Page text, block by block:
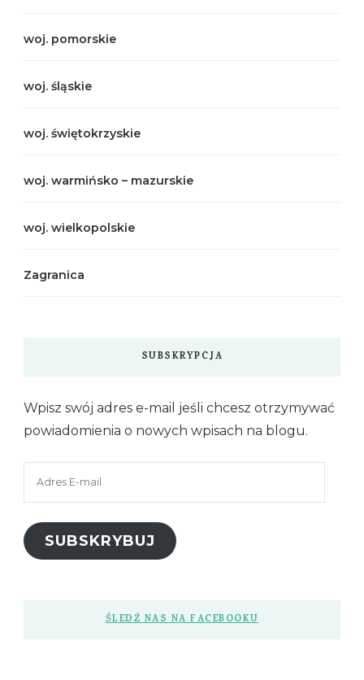
woj. pomorskie
woj. śląskie
woj. świętokrzyskie
woj. warmińsko – mazurskie
woj. wielkopolskie
Zagranica
SUBSKRYPCJA
Wpisz swój adres e-mail jeśli chcesz otrzymywać
powiadomienia o nowych wpisach na blogu.
SUBSKRYBUJ
ŚLEDŹ NAS NA FACEBOOKU